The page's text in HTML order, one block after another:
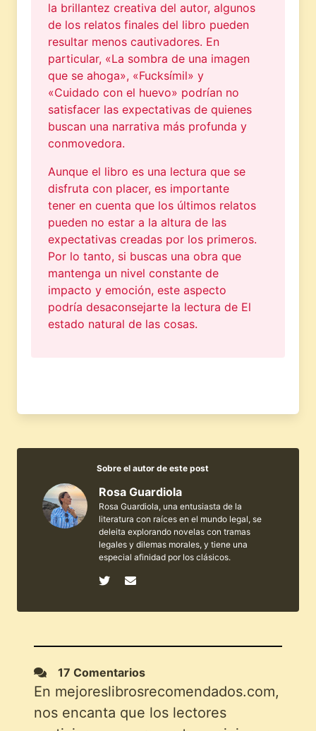
la brillantez creativa del autor, algunos
de los relatos finales del libro pueden
resultar menos cautivadores. En
particular, «La sombra de una imagen
que se ahoga», «Fucksímil» y
«Cuidado con el huevo» podrían no
satisfacer las expectativas de quienes
buscan una narrativa más profunda y
conmovedora.
Aunque el libro es una lectura que se
disfruta con placer, es importante
tener en cuenta que los últimos relatos
pueden no estar a la altura de las
expectativas creadas por los primeros.
Por lo tanto, si buscas una obra que
mantenga un nivel constante de
impacto y emoción, este aspecto
podría desaconsejarte la lectura de El
estado natural de las cosas.
Sobre el autor de este post
Rosa Guardiola
Rosa Guardiola, una entusiasta de la
literatura con raíces en el mundo legal, se
deleita explorando novelas con tramas
legales y dilemas morales, y tiene una
especial afinidad por los clásicos.
17 Comentarios
En mejoreslibrosrecomendados.com,
nos encanta que los lectores